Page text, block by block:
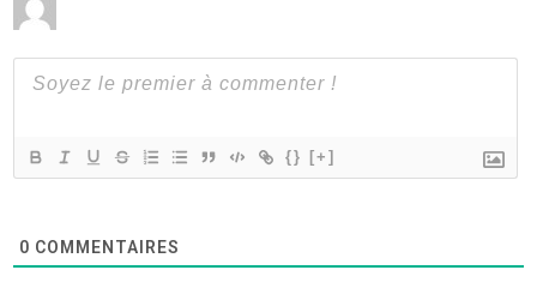
{} [+]
0 COMMENTAIRES